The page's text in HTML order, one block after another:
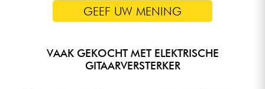
GEEF UW MENING
VAAK GEKOCHT MET ELEKTRISCHE
GITAARVERSTERKER